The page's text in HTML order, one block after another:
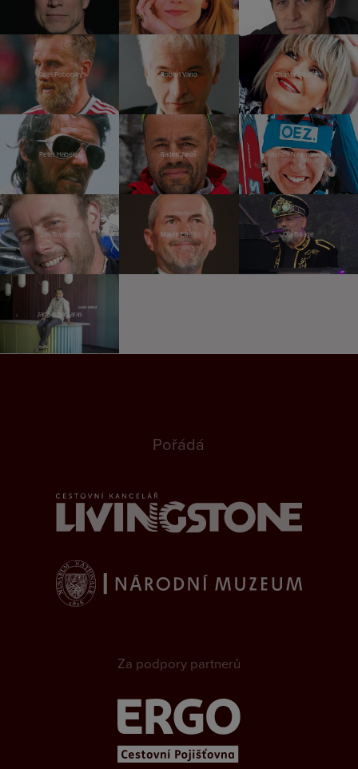
Karel Poborský Robert Vano Chantal Poullain
Peter Habeler Radek Jaroš Kateřina Neumannová
Jan Trávníček Marek Eben Ota Balage
Jannis Samaras
Pořádá
Za podpory partnerů